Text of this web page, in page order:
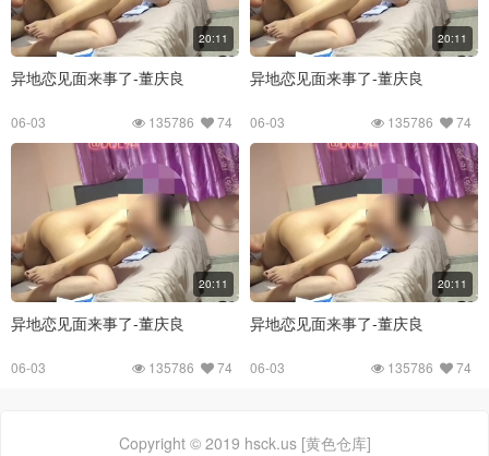
20:11
异地恋见面来事了-董庆良
74
135786
06-03
20:11
异地恋见面来事了-董庆良
74
135786
06-03
20:11
异地恋见面来事了-董庆良
74
135786
06-03
20:11
异地恋见面来事了-董庆良
74
135786
06-03
Copyright © 2019 hsck.us [黄色仓库]